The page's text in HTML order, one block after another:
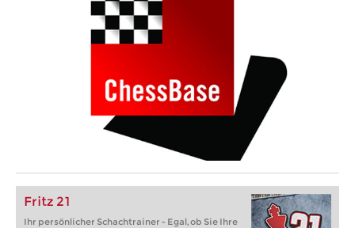
Fritz 21
Ihr persönlicher Schachtrainer - Egal, ob Sie Ihre